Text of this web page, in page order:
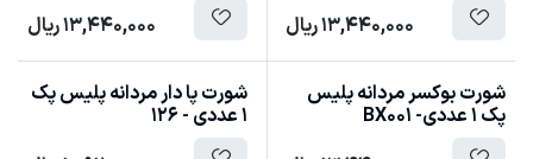
13,440,000ریال
13,440,000ریال
شورت بوکسر مردانه پلیس
پک 1 عددی- BX001
شورت پا دار مردانه پلیس پک
1 عددی - 126